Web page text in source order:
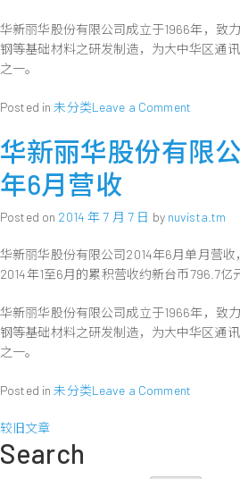
度
上
财
报
告
纯
0.
14
华新丽华股份有限公司成立于1966年，致
钢等基础材料之研发制造，为大中华区通
之一。
Posted in未分类Leave a Commenton
新
丽
份
限
公
公
布
7
华新丽华股份有限
年6月营收
Posted on 2014 年 7 月 7 日 by nuvista.tm
华新丽华股份有限公司2014年6月单月营收
2014年1至6月的累积营收约新台币796.7亿
华新丽华股份有限公司成立于1966年，致
钢等基础材料之研发制造，为大中华区通
之一。
Posted in未分类Leave a Commenton
文
章
较旧文章
Search